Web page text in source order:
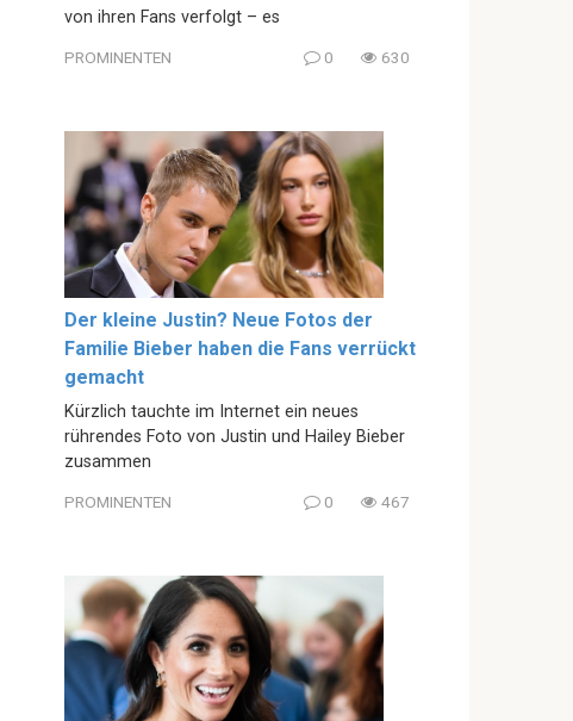
von ihren Fans verfolgt – es
PROMINENTEN 0 630
Der kleine Justin? Neue Fotos der
Familie Bieber haben die Fans verrückt
gemacht
Kürzlich tauchte im Internet ein neues
rührendes Foto von Justin und Hailey Bieber
zusammen
PROMINENTEN 0 467